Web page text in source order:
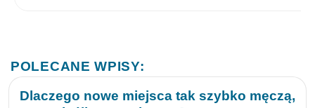
POLECANE WPISY:
Dlaczego nowe miejsca tak szybko męczą,